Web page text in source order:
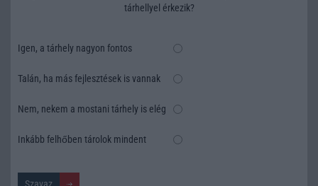
tárhellyel érkezik?
Igen, a tárhely nagyon fontos
Talán, ha más fejlesztések is vannak
Nem, nekem a mostani tárhely is elég
Inkább felhőben tárolok mindent